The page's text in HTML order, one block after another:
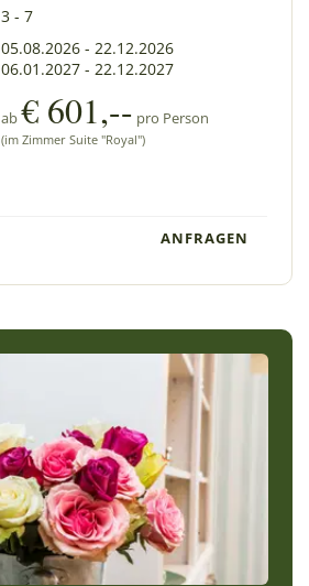
3 - 7
05.08.2026 - 22.12.2026
06.01.2027 - 22.12.2027
ab€ 601,-- pro Person
(im Zimmer Suite "Royal")
ANFRAGEN